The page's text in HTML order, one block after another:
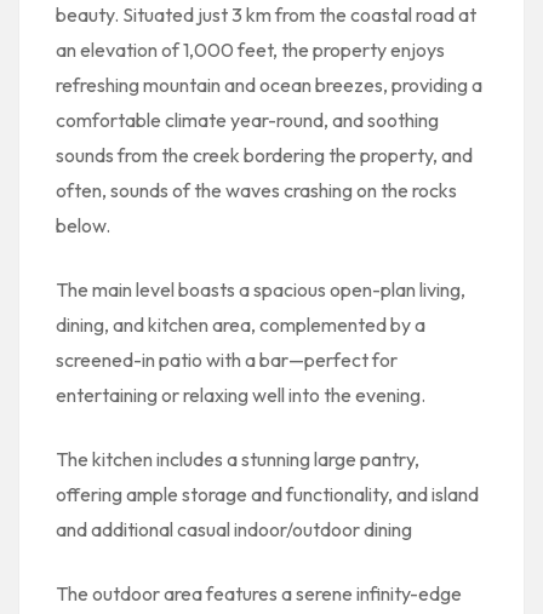
beauty. Situated just 3 km from the coastal road at
an elevation of 1,000 feet, the property enjoys
refreshing mountain and ocean breezes, providing a
comfortable climate year-round, and soothing
sounds from the creek bordering the property, and
often, sounds of the waves crashing on the rocks
below.
The main level boasts a spacious open-plan living,
dining, and kitchen area, complemented by a
screened-in patio with a bar—perfect for
entertaining or relaxing well into the evening.
The kitchen includes a stunning large pantry,
offering ample storage and functionality, and island
and additional casual indoor/outdoor dining
The outdoor area features a serene infinity-edge